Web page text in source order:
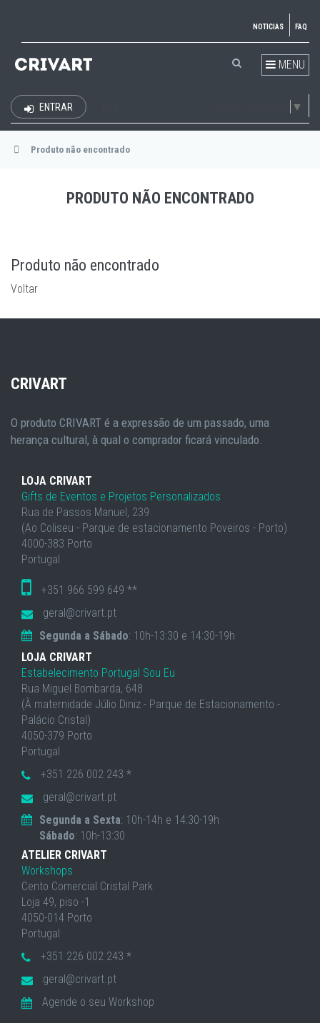
NOTICIAS FAQ
MENU
▼
ENTRAR
Produto não encontrado
PRODUTO NÃO ENCONTRADO
Produto não encontrado
Voltar
CRIVART
O produto CRIVART é a expressão de um passado, uma
herança cultural, à qual o comprador ficará vinculado.
LOJA CRIVART
Gifts de Eventos e Projetos Personalizados
Rua de Passos Manuel, 239
(Ao Coliseu - Parque de estacionamento Poveiros - Porto)
4000-383 Porto
Portugal
+351 966 599 649 **
geral@crivart.pt
Segunda a Sábado: 10h-13:30 e 14:30-19h
LOJA CRIVART
Estabelecimento Portugal Sou Eu
Rua Miguel Bombarda, 648
(À maternidade Júlio Diniz - Parque de Estacionamento -
Palácio Cristal)
4050-379 Porto
Portugal
+351 226 002 243 *
geral@crivart.pt
Segunda a Sexta: 10h-14h e 14:30-19h
Sábado: 10h-13:30
ATELIER CRIVART
Workshops
Cento Comercial Cristal Park
Loja 49, piso -1
4050-014 Porto
Portugal
+351 226 002 243 *
geral@crivart.pt
Agende o seu Workshop